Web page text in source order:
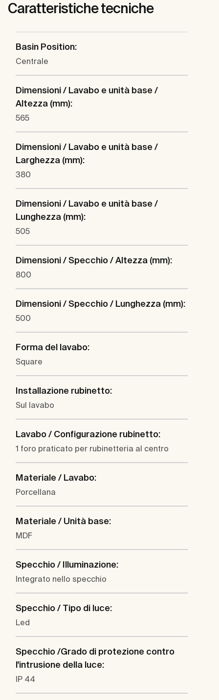
Caratteristiche tecniche
Basin Position:
Centrale
Dimensioni / Lavabo e unità base /
Altezza (mm):
565
Dimensioni / Lavabo e unità base /
Larghezza (mm):
380
Dimensioni / Lavabo e unità base /
Lunghezza (mm):
505
Dimensioni / Specchio / Altezza (mm):
800
Dimensioni / Specchio / Lunghezza (mm):
500
Forma del lavabo:
Square
Installazione rubinetto:
Sul lavabo
Lavabo / Configurazione rubinetto:
1 foro praticato per rubinetteria al centro
Materiale / Lavabo:
Porcellana
Materiale / Unità base:
MDF
Specchio / Illuminazione:
Integrato nello specchio
Specchio / Tipo di luce:
Led
Specchio /Grado di protezione contro
l'intrusione della luce:
IP 44